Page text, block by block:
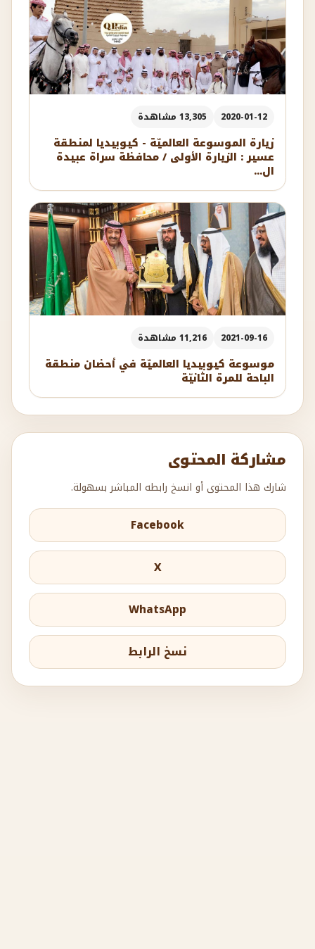
2020-01-12 13,305 مشاهدة
زيارة الموسوعة العالميّة - كيوبيديا لمنطقة
عسير : الزيارة الأولى / محافظة سراة عبيدة
ال...
2021-09-16 11,216 مشاهدة
موسوعة كيوبيديا العالميّة في أحضان منطقة
الباحة للمرة الثانيّة
مشاركة المحتوى
شارك هذا المحتوى أو انسخ رابطه المباشر بسهولة.
Facebook
X
WhatsApp
نسخ الرابط